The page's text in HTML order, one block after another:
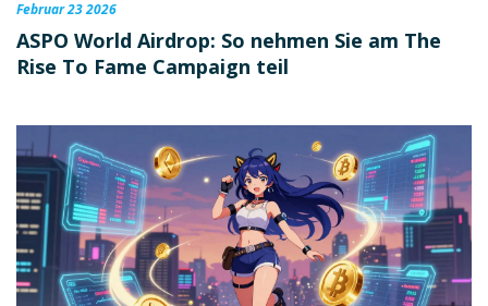
Februar 23 2026
ASPO World Airdrop: So nehmen Sie am The
Rise To Fame Campaign teil